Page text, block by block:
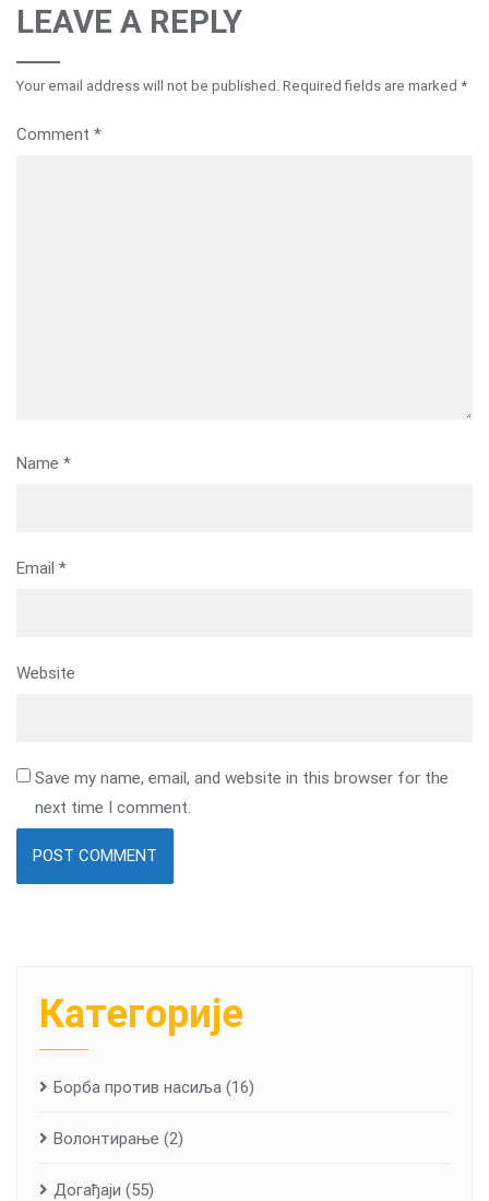
LEAVE A REPLY
Your email address will not be published. Required fields are marked *
Comment *
Name *
Email *
Website
Save my name, email, and website in this browser for the
next time I comment.
Категорије
Борба против насиља (16)
Волонтирање (2)
Догађаји (55)